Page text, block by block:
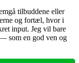
tilbuddene eller
og fortæl, hvor i
input. Jeg vil bare
som en god ven og